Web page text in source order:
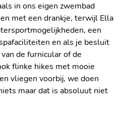
in ons eigen zwembad
met een drankje, terwijl Ella
een
en als je besluit
de furnicular of de
flinke hikes met mooie
vliegen voorbij, we doen
maar dat is absoluut niet